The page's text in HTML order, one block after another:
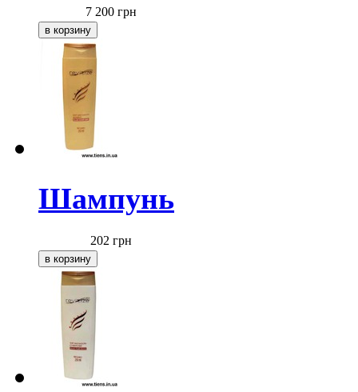
7 200 грн
Шампунь
202 грн